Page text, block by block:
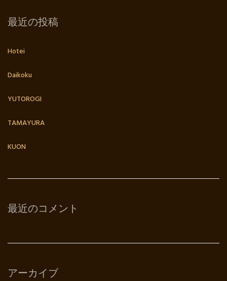
最近の投稿
Hotei
Daikoku
YUTOROGI
TAMAYURA
KUON
最近のコメント
アーカイブ